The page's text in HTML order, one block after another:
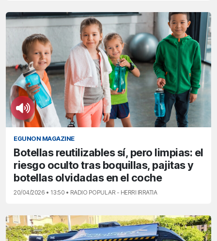
EGUNON MAGAZINE
Botellas reutilizables sí, pero limpias: el
riesgo oculto tras boquillas, pajitas y
botellas olvidadas en el coche
20/04/2026 • 13:50 • RADIO POPULAR - HERRI IRRATIA